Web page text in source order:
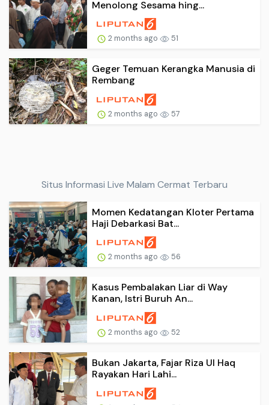
Menolong Sesama hing...
2 months ago 51
Geger Temuan Kerangka Manusia di
Rembang
2 months ago 57
Situs Informasi Live Malam Cermat Terbaru
Momen Kedatangan Kloter Pertama
Haji Debarkasi Bat...
2 months ago 56
Kasus Pembalakan Liar di Way
Kanan, Istri Buruh An...
2 months ago 52
Bukan Jakarta, Fajar Riza Ul Haq
Rayakan Hari Lahi...